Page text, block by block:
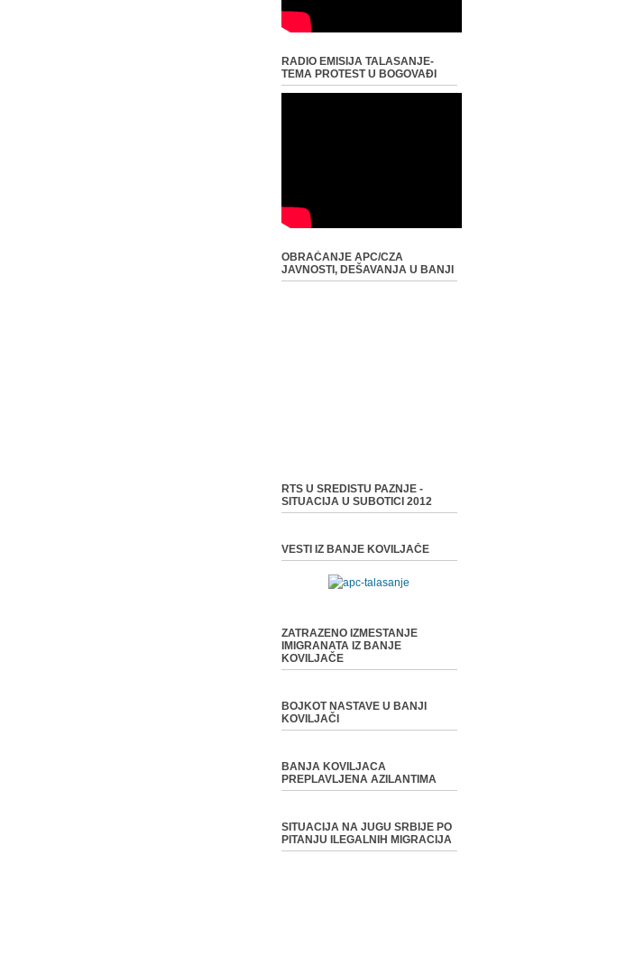
RADIO EMISIJA TALASANJE-
TEMA PROTEST U BOGOVAĐI
OBRAĆANJE APC/CZA
JAVNOSTI, DEŠAVANJA U BANJI
RTS U SREDISTU PAZNJE -
SITUACIJA U SUBOTICI 2012
VESTI IZ BANJE KOVILJAČE
ZATRAZENO IZMESTANJE
IMIGRANATA IZ BANJE
KOVILJAČE
BOJKOT NASTAVE U BANJI
KOVILJAČI
BANJA KOVILJACA
PREPLAVLJENA AZILANTIMA
SITUACIJA NA JUGU SRBIJE PO
PITANJU ILEGALNIH MIGRACIJA